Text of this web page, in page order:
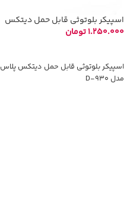
اسپیکر بلوتوثی قابل حمل دیتکس
پلاس مدل D-930
1.250.000تومان
اسپیکر بلوتوثی قابل حمل دیتکس پلاس
مدل D-930